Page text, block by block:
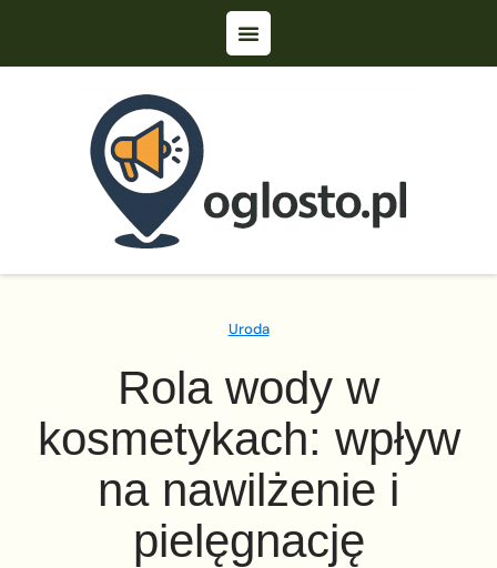
Uroda
Rola wody w
kosmetykach: wpływ
na nawilżenie i
pielęgnację